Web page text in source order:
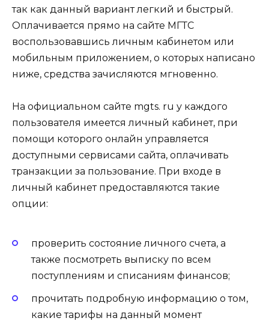
так как данный вариант легкий и быстрый.
Оплачивается прямо на сайте МГТС
воспользовавшись личным кабинетом или
мобильным приложением, о которых написано
ниже, средства зачисляются мгновенно.
На официальном сайте mgts. ru у каждого
пользователя имеется личный кабинет, при
помощи которого онлайн управляется
доступными сервисами сайта, оплачивать
транзакции за пользование. При входе в
личный кабинет предоставляются такие
опции:
проверить состояние личного счета, а
также посмотреть выписку по всем
поступлениям и списаниям финансов;
прочитать подробную информацию о том,
какие тарифы на данный момент